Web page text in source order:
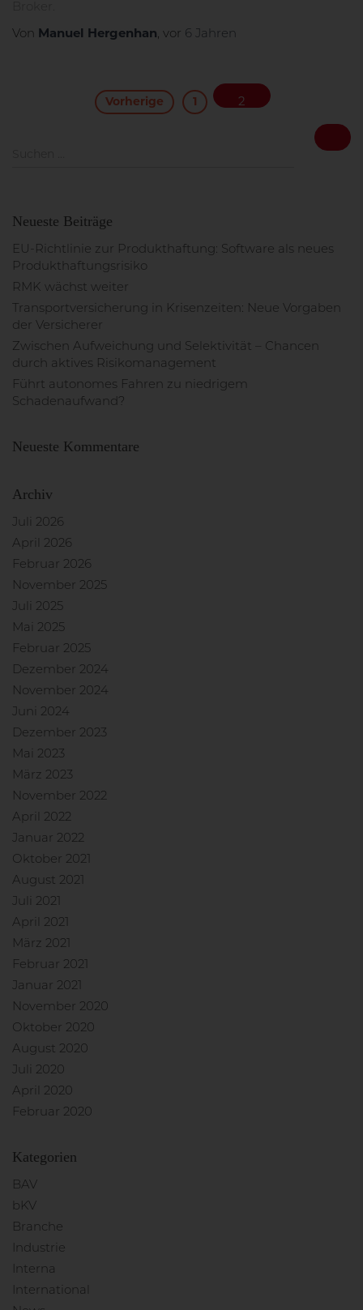
Von Manuel Hergenhan, vor 6 Jahren
BEITRAGSNAVIGATION
Vorherige 1 2
e
n
a
c
h
Neueste Beiträge
EU-Richtlinie zur Produkthaftung: Software als neues
Produkthaftungsrisiko
RMK wächst weiter
Transportversicherung in Krisenzeiten: Neue Vorgaben
der Versicherer
Zwischen Aufweichung und Selektivität – Chancen
durch aktives Risikomanagement
Führt autonomes Fahren zu niedrigem
Schadenaufwand?
Neueste Kommentare
Archiv
Juli 2026
April 2026
Februar 2026
November 2025
Juli 2025
Mai 2025
Februar 2025
Dezember 2024
November 2024
Juni 2024
Dezember 2023
Mai 2023
März 2023
November 2022
April 2022
Januar 2022
Oktober 2021
August 2021
Juli 2021
April 2021
März 2021
Februar 2021
Januar 2021
November 2020
Oktober 2020
August 2020
Juli 2020
April 2020
Februar 2020
Kategorien
BAV
bKV
Branche
Industrie
Interna
International